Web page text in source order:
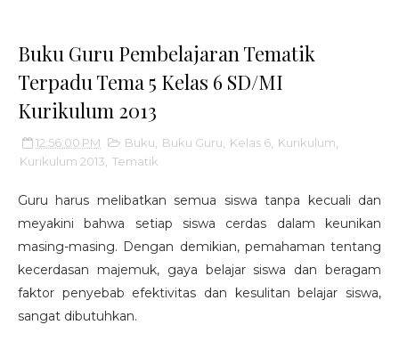
Buku Guru Pembelajaran Tematik
Terpadu Tema 5 Kelas 6 SD/MI
Kurikulum 2013
12:56:00 PM Buku Buku Guru Kelas 6 Kurikulum
Kurikulum 2013 Tematik
Guru harus melibatkan semua siswa tanpa kecuali dan
meyakini bahwa setiap siswa cerdas dalam keunikan
masing-masing. Dengan demikian, pemahaman tentang
kecerdasan majemuk, gaya belajar siswa dan beragam
faktor penyebab efektivitas dan kesulitan belajar siswa,
sangat dibutuhkan.